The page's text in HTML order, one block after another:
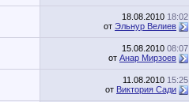
18.08.2010 18:02
от Эльнур Велиев
15.08.2010 08:07
от Анар Мирзоев
11.08.2010 15:25
от Виктория Сади